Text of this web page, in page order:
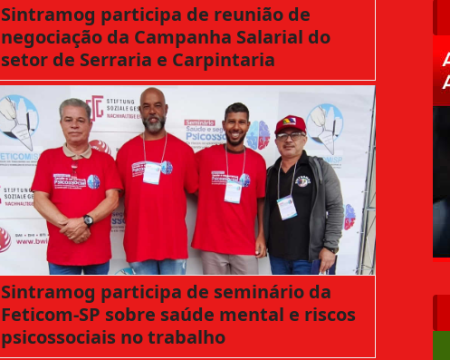
Sintramog participa de reunião de
negociação da Campanha Salarial do
setor de Serraria e Carpintaria
Sintramog participa de seminário da
Feticom-SP sobre saúde mental e riscos
psicossociais no trabalho